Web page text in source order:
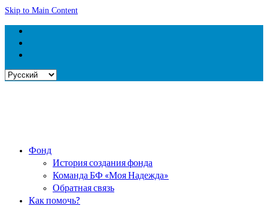
Skip to Main Content
Выбрать
Фонд
История создания фонда
Команда БФ «Моя Надежда»
Обратная связь
Как помочь?